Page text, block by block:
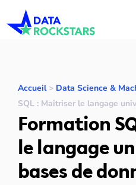
Accueil> Data Science &
SQL : Maîtriser le langage
Formation
le langage
bases de